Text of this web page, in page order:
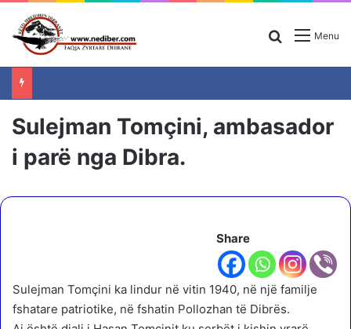
Menu
Search for
Sulejman Tomçini, ambasador
i parë nga Dibra.
Share
Sulejman Tomçini ka lindur në vitin 1940, në një familje
fshatare patriotike, në fshatin Pollozhan të Dibrës.